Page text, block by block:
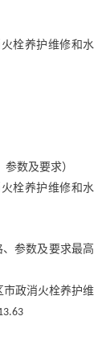
栓养护维修和水
数及要求）
栓养护维修和水
、参数及要求最高
政消火栓养护维